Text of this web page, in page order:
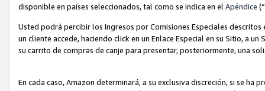
disponible en países seleccionados, tal como se indica en el Apéndice
Usted podrá percibir los Ingresos por Comisiones Especiales
un cliente accede, haciendo click en un Enlace Especial en su Sitio, a
su carrito de compras de canje para presentar, posteriormente, una
En cada caso, Amazon determinará, a su exclusiva discreción, si se